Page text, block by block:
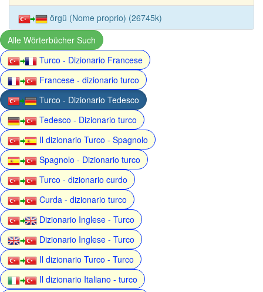
örgü (Nome proprio) (26745k)
Alle Wörterbücher Such
Turco - Dizionario Francese
Francese - dizionario turco
Turco - Dizionario Tedesco
Tedesco - Dizionario turco
Il dizionario Turco - Spagnolo
Spagnolo - Dizionario turco
Turco - dizionario curdo
Curda - dizionario turco
Dizionario Inglese - Turco
Dizionario Inglese - Turco
Il dizionario Turco - Turco
Il dizionario Italiano - turco